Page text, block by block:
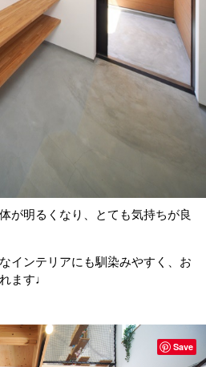
が明るくなり、とても気持ちが良
インテリアにも馴染みやすく、お
ます♩
Save